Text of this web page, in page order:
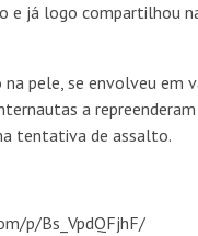
e já logo compartilhou
na pele, se envolveu em
a
tentativa de assalto.
p/Bs_VpdQFjhF/